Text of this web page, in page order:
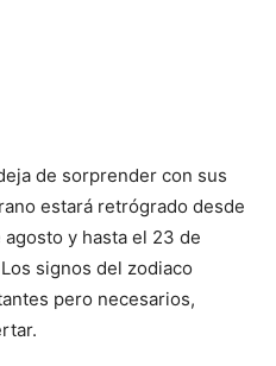
de sorprender con sus
estará retrógrado desde
y hasta el 23 de
signos del zodiaco
pero necesarios,